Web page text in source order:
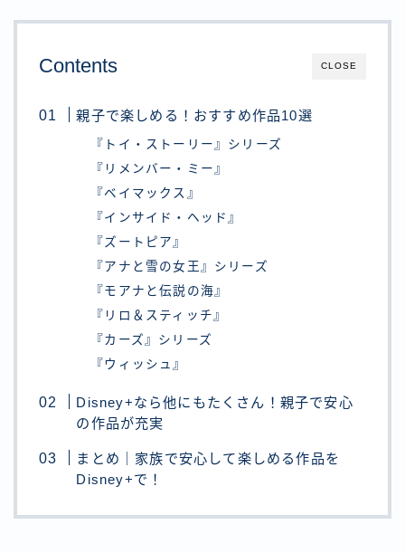
CLOSE
Contents
親子で楽しめる！おすすめ作品10選
『トイ・ストーリー』シリーズ
『リメンバー・ミー』
『ベイマックス』
『インサイド・ヘッド』
『ズートピア』
『アナと雪の女王』シリーズ
『モアナと伝説の海』
『リロ＆スティッチ』
『カーズ』シリーズ
『ウィッシュ』
Disney+なら他にもたくさん！親子で安心
の作品が充実
まとめ｜家族で安心して楽しめる作品を
Disney+で！